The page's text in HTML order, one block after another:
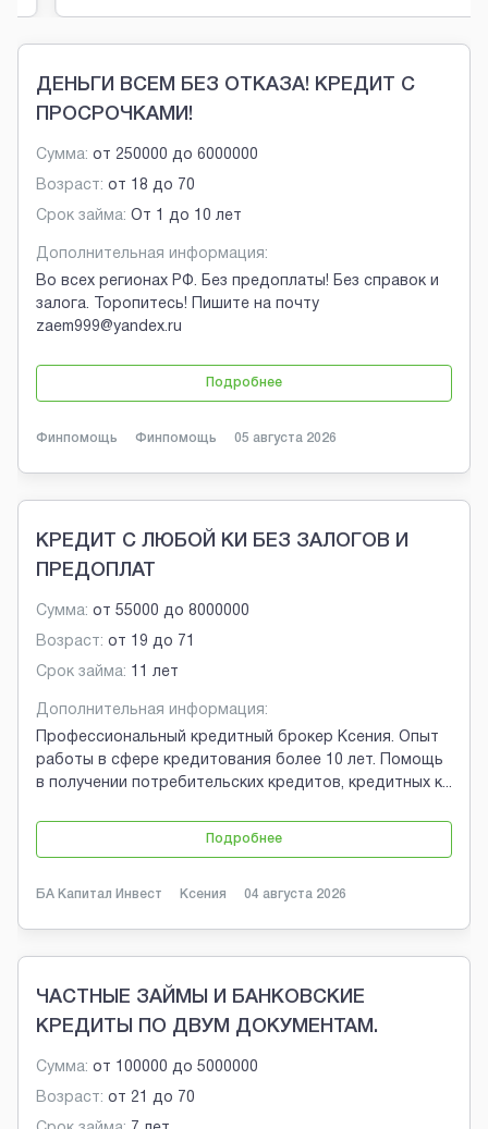
Brobaza - Обычные объявления
ДЕНЬГИ ВСЕМ БЕЗ ОТКАЗА! КРЕДИТ С
ПРОСРОЧКАМИ!
Сумма: от 250000 до 6000000
Возраст: от 18 до 70
Срок займа: От 1 до 10 лет
Дополнительная информация:
Во всех регионах РФ. Без предоплаты! Без справок и
залога. Торопитесь! Пишите на почту
zaem999@yandex.ru
Подробнее
Финпомощь Финпомощь 05 августа 2026
КРЕДИТ С ЛЮБОЙ КИ БЕЗ ЗАЛОГОВ И
ПРЕДОПЛАТ
Сумма: от 55000 до 8000000
Возраст: от 19 до 71
Срок займа: 11 лет
Дополнительная информация:
Профессиональный кредитный брокер Ксения. Опыт
работы в сфере кредитования более 10 лет. Помощь
в получении потребительских кредитов, кредитных к...
Подробнее
БА Капитал Инвест Ксения 04 августа 2026
ЧАСТНЫЕ ЗАЙМЫ И БАНКОВСКИЕ
КРЕДИТЫ ПО ДВУМ ДОКУМЕНТАМ.
Сумма: от 100000 до 5000000
Возраст: от 21 до 70